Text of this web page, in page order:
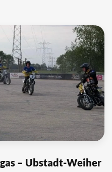
– Ubstadt-Weiher